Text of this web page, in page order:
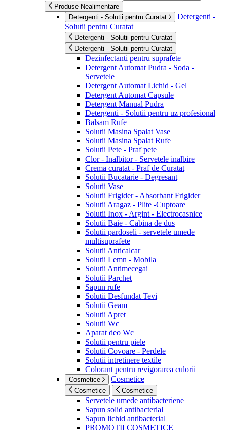
Produse Nealimentare
Detergenti - Solutii pentru Curatat
Detergenti -
Solutii pentru Curatat
Detergenti - Solutii pentru Curatat
Detergenti - Solutii pentru Curatat
Dezinfectanti pentru suprafete
Detergent Automat Pudra - Soda -
Servetele
Detergent Automat Lichid - Gel
Detergent Automat Capsule
Detergent Manual Pudra
Detergenti - Solutii pentru uz profesional
Balsam Rufe
Solutii Masina Spalat Vase
Solutii Masina Spalat Rufe
Solutii Pete - Praf pete
Clor - Inalbitor - Servetele inalbire
Crema curatat - Praf de Curatat
Solutii Bucatarie - Degresant
Solutii Vase
Solutii Frigider - Absorbant Frigider
Solutii Aragaz - Plite -Cuptoare
Solutii Inox - Argint - Electrocasnice
Solutii Baie - Cabina de dus
Solutii pardoseli - servetele umede
multisuprafete
Solutii Anticalcar
Solutii Lemn - Mobila
Solutii Antimecegai
Solutii Parchet
Sapun rufe
Solutii Desfundat Tevi
Solutii Geam
Solutii Apret
Solutii Wc
Aparat deo Wc
Solutii pentru piele
Solutii Covoare - Perdele
Solutii intretinere textile
Colorant pentru revigorarea culorii
Cosmetice Cosmetice
Cosmetice Cosmetice
Servetele umede antibacteriene
Sapun solid antibacterial
Sapun lichid antibacterial
PROMOTII COSMETICE